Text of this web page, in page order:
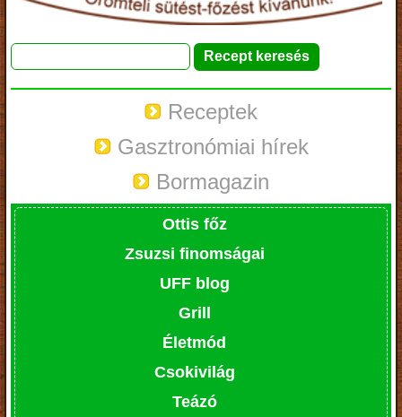
Receptek
Gasztronómiai hírek
Bormagazin
Ottis főz
Zsuzsi finomságai
UFF blog
Grill
Életmód
Csokivilág
Teázó